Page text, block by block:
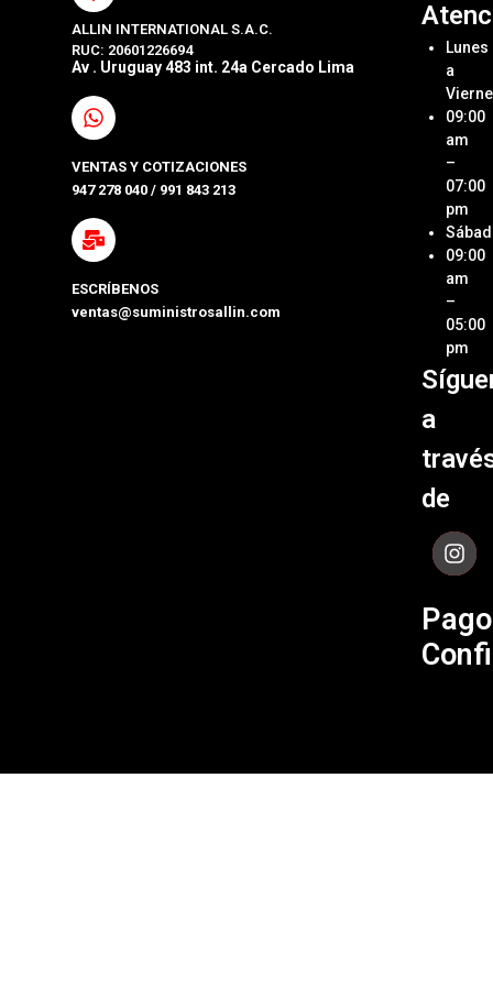
ALLIN INTERNATIONAL S.A.C.
RUC: 20601226694
Av . Uruguay 483 int. 24a Cercado Lima
VENTAS Y COTIZACIONES
947 278 040 / 991 843 213
ESCRÍBENOS
ventas@suministrosallin.com
y Pcs
Allin
SAC
Ubica
Tienda
de
de
de
Lunes
a
09:00
am
–
07:00
pm
09:00
am
–
05:00
pm
a
de